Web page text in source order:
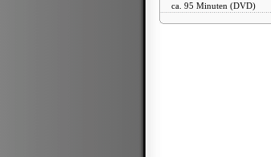
ca. 95 Minuten (DVD)